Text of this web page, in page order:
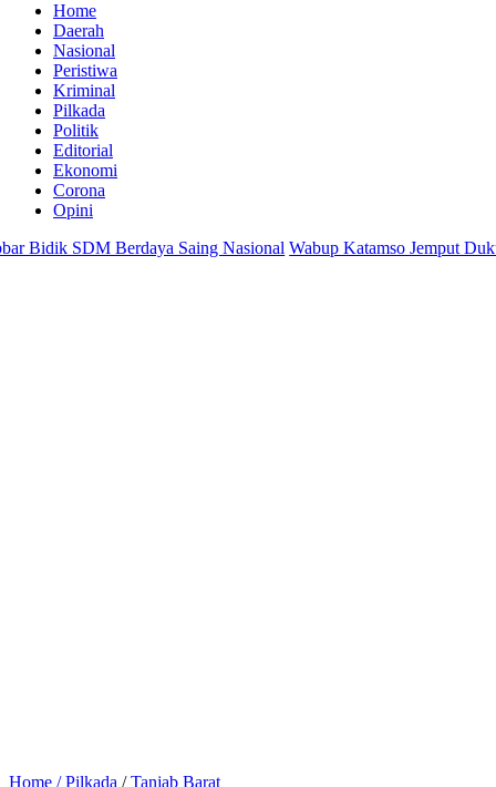
Home
Daerah
Nasional
Peristiwa
Kriminal
Pilkada
Politik
Editorial
Ekonomi
Corona
Opini
SDM Berdaya Saing Nasional Wabup Katamso Jemput
Home /Pilkada /Tanjab Barat